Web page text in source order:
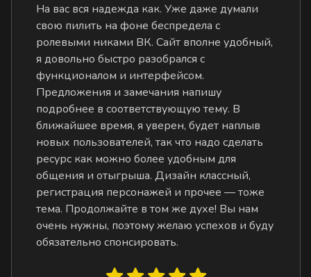
На вас вся надежда как. Уже даже думали
свою пилить на фоне беспредела с
ролевыми никами ВК. Сайт вполне удобный,
я довольно быстро разобрался с
функционалом и интерфейсом.
Предложения и замечания напишу
подробнее в соответствующую тему. В
ближайшее время, я уверен, будет наплыв
новых пользователей, так что надо сделать
ресурс как можно более удобным для
общения и отыгрыша. Дизайн классный,
регистрация персонажей и прочее — тоже
тема. Продолжайте в том же духе! Вы нам
очень нужны, поэтому желаю успехов и буду
обязательно спонсировать.